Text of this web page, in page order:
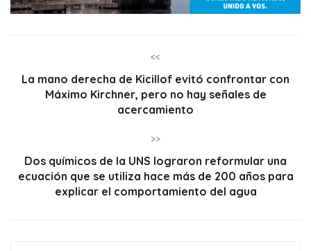
<<
La mano derecha de Kicillof evitó confrontar con
Máximo Kirchner, pero no hay señales de
acercamiento
>>
Dos químicos de la UNS lograron reformular una
ecuación que se utiliza hace más de 200 años para
explicar el comportamiento del agua